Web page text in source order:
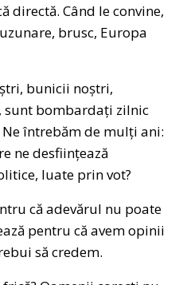
Când le convine,
brusc, Europa
bunicii noștri,
sunt bombardați zilnic
întrebăm de mulți ani:
ne desființează
luate prin vot?
că adevărul nu poate
pentru că avem opinii
să credem.